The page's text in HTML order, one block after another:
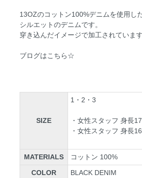
13OZのコットン100%デニムを使用し
シルエットのデニムです。
穿き込んだイメージで加工されています
ブログはこちら☆
SIZE
1・2・3
・女性スタッフ 身長
・女性スタッフ 身長
MATERIALS
コットン 100%
COLOR
BLACK DENIM